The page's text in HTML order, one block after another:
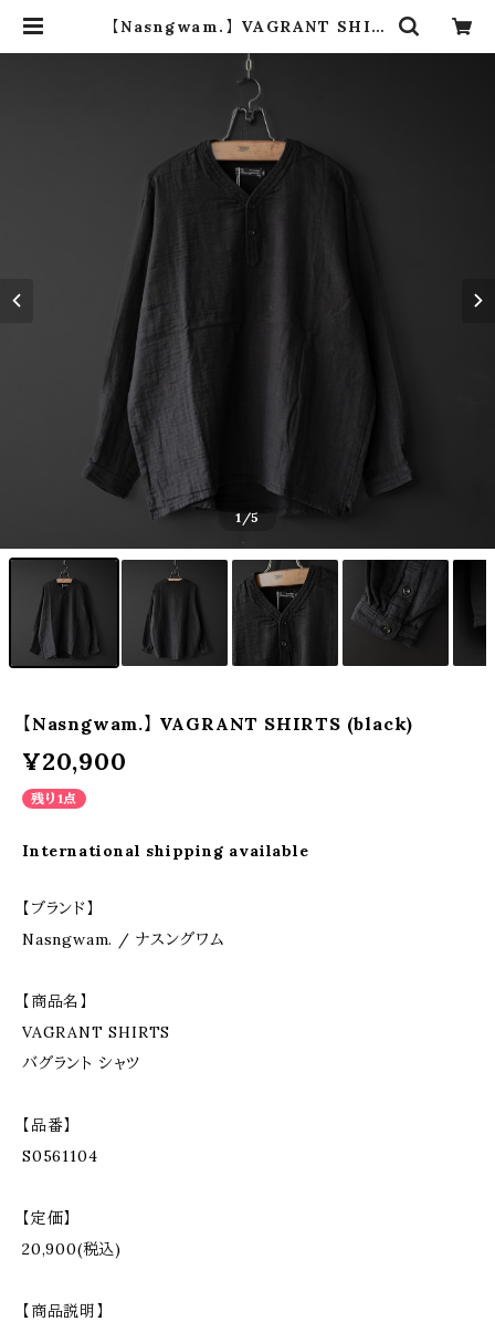
【Nasngwam.】 VAGRANT SHIR
1/5
【Nasngwam.】 VAGRANT SHIRTS (black)
¥20,900
残り1点
International shipping available
【ブランド】
Nasngwam. / ナスングワム
【商品名】
VAGRANT SHIRTS
バグラント シャツ
【品番】
S0561104
【定価】
20,900(税込)
【商品説明】